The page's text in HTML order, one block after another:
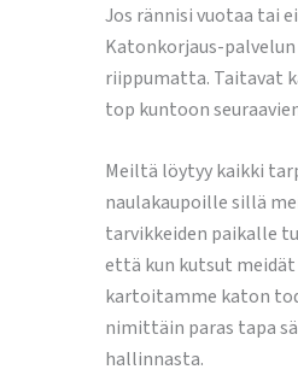
Jos rännisi vuotaa tai
Katonkorjaus-
riippumatta. Taitavat
top kuntoon
Meiltä löytyy kaikki
naulakaupoille sillä
tarvikkeiden paikalle
että kun kutsut
kartoitamme katon
nimittäin paras tapa
hallinnasta.